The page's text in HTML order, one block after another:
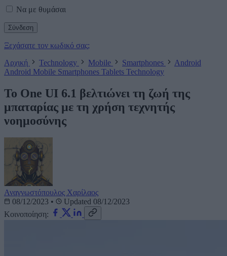
Να με θυμάσαι
Ξεχάσατε τον κωδικό σας;
Αρχική
Technology Mobile Smartphones
Android
Android Mobile Smartphones Tablets Technology
Το One UI 6.1 βελτιώνει τη ζωή της
μπαταρίας με τη χρήση τεχνητής
νοημοσύνης
Αναγνωστόπουλος Χαρίλαος
08/12/2023 •
Updated 08/12/2023
Κοινοποίηση: